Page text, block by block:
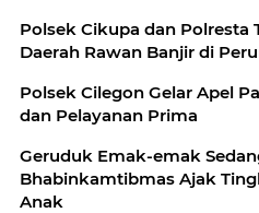
Polsek Cikupa dan Polresta
Daerah Rawan Banjir di
Polsek Cilegon Gelar Apel
dan Pelayanan Prima
Geruduk Emak-emak
Bhabinkamtibmas Ajak
Anak